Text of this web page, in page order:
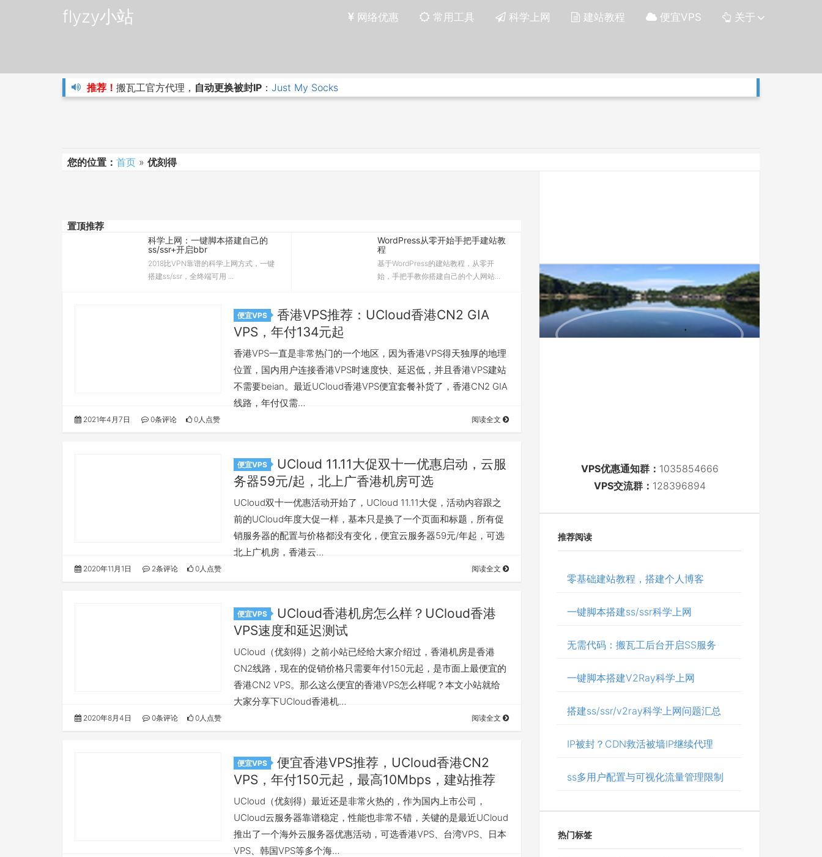
flyzy小站 网络优惠 常用工具 科学上网 建站教程 便宜VPS 关于
推荐！ 搬瓦工官方代理， 自动更换被封IP ： Just My Socks
您的位置： 首页 » 优刻得
置顶推荐
科学上网：一键脚本搭建自己的
ss/ssr+开启bbr
2018比VPN靠谱的科学上网方式，一键
搭建ss/ssr，全终端可用 ...
WordPress从零开始手把手建站教
程
基于WordPress的建站教程，从零开
始，手把手教你搭建自己的个人网站...
便宜VPS
香港VPS推荐：UCloud香港CN2 GIA
VPS，年付134元起
香港VPS一直是非常热门的一个地区，因为香港VPS得天独厚的地理
位置，国内用户连接香港VPS时速度快、延迟低，并且香港VPS建站
不需要beian。最近UCloud香港VPS便宜套餐补货了，香港CN2 GIA
线路，年付仅需…
2021年4月7日 0条评论 0人点赞 阅读全文
便宜VPS
UCloud 11.11大促双十一优惠启动，云服
务器59元/起，北上广香港机房可选
UCloud双十一优惠活动开始了，UCloud 11.11大促，活动内容跟之
前的UCloud年度大促一样，基本只是换了一个页面和标题，所有促
销服务器的配置与价格都没有变化，便宜云服务器59元/年起，可选
北上广机房，香港云…
2020年11月1日 2条评论 0人点赞 阅读全文
便宜VPS
UCloud香港机房怎么样？UCloud香港
VPS速度和延迟测试
UCloud（优刻得）之前小站已经给大家介绍过，香港机房是香港
CN2线路，现在的促销价格只需要年付150元起，是市面上最便宜的
香港CN2 VPS。那么这么便宜的香港VPS怎么样呢？本文小站就给
大家分享下UCloud香港机…
2020年8月4日 0条评论 0人点赞 阅读全文
便宜VPS
便宜香港VPS推荐，UCloud香港CN2
VPS，年付150元起，最高10Mbps，建站推荐
UCloud（优刻得）最近还是非常火热的，作为国内上市公司，
UCloud云服务器靠谱稳定，性能也非常不错，关键的是最近UCloud
推出了一个海外云服务器优惠活动，可选香港VPS、台湾VPS、日本
VPS、韩国VPS等多个海…
VPS优惠通知群： 1035854666
VPS交流群： 128396894
推荐阅读
零基础建站教程，搭建个人博客
一键脚本搭建ss/ssr科学上网
无需代码：搬瓦工后台开启SS服务
一键脚本搭建V2Ray科学上网
搭建ss/ssr/v2ray科学上网问题汇总
IP被封？CDN救活被墙IP继续代理
ss多用户配置与可视化流量管理限制
热门标签